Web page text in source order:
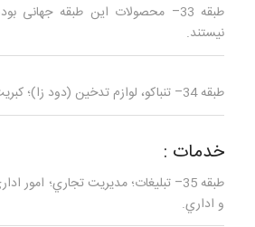
طبقه 33– محصولات این طبقه جهانی
نیستند.
طبقه 34– تنباكو، لوازم تدخين (دود زا)؛ كبريت.
خدمات :
طبقه 35– تبليغات؛ مديريت تجاري؛
و اداري.